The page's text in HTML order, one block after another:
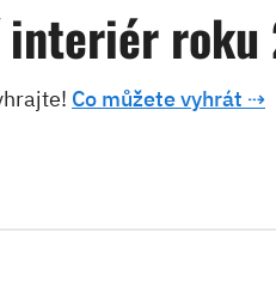
interiér roku
Co můžete vyhrát ⇢